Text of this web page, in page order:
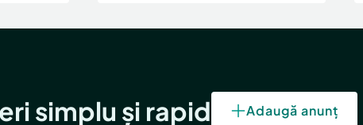
simplu și rapid Adaugă anunț